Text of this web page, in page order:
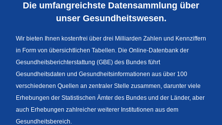
Sprachumschaltung
Fußzeile
Die umfangreichste Datensammlung über
unser Gesundheitswesen.
Wir bieten Ihnen kostenfrei über drei Milliarden Zahlen und Kennziffern
in Form von übersichtlichen Tabellen. Die Online-Datenbank der
Gesundheitsberichterstattung (GBE) des Bundes führt
Gesundheitsdaten und Gesundheitsinformationen aus über 100
verschiedenen Quellen an zentraler Stelle zusammen, darunter viele
Erhebungen der Statistischen Ämter des Bundes und der Länder, aber
auch Erhebungen zahlreicher weiterer Institutionen aus dem
Gesundheitsbereich.